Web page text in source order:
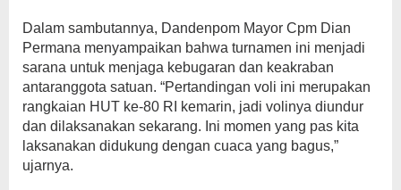
Dalam sambutannya, Dandenpom Mayor Cpm Dian
Permana menyampaikan bahwa turnamen ini menjadi
sarana untuk menjaga kebugaran dan keakraban
antaranggota satuan. “Pertandingan voli ini merupakan
rangkaian HUT ke-80 RI kemarin, jadi volinya diundur
dan dilaksanakan sekarang. Ini momen yang pas kita
laksanakan didukung dengan cuaca yang bagus,”
ujarnya.